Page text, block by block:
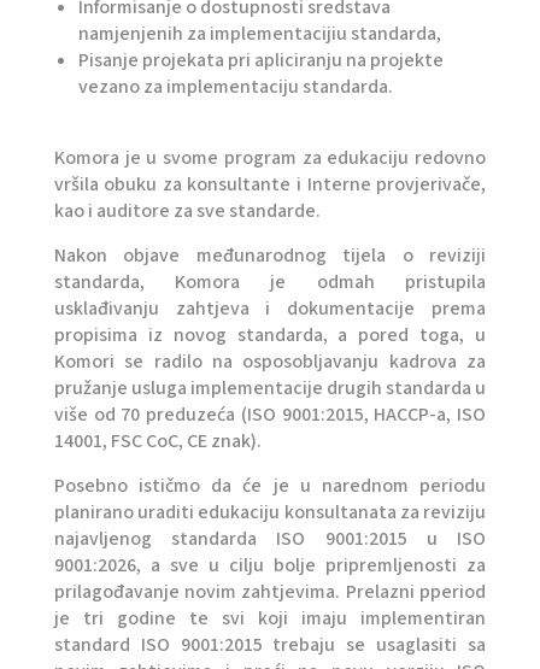
Informisanje o dostupnosti sredstava
namjenjenih za implementacijiu standarda,
Pisanje projekata pri apliciranju na projekte
vezano za implementaciju standarda.
Komora je u svome program za edukaciju redovno
vršila obuku za konsultante i Interne provjerivače,
kao i auditore za sve standarde.
Nakon objave međunarodnog tijela o reviziji
standarda, Komora je odmah pristupila
usklađivanju zahtjeva i dokumentacije prema
propisima iz novog standarda, a pored toga, u
Komori se radilo na osposobljavanju kadrova za
pružanje usluga implementacije drugih standarda u
više od 70 preduzeća (ISO 9001:2015, HACCP-a, ISO
14001, FSC CoC, CE znak).
Posebno ističmo da će je u narednom periodu
planirano uraditi edukaciju konsultanata za reviziju
najavljenog standarda ISO 9001:2015 u ISO
9001:2026, a sve u cilju bolje pripremljenosti za
prilagođavanje novim zahtjevima. Prelazni pperiod
je tri godine te svi koji imaju implementiran
standard ISO 9001:2015 trebaju se usaglasiti sa